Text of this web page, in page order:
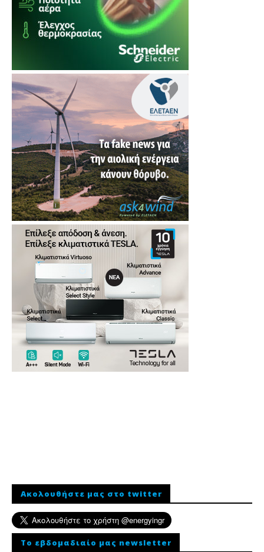
Ακολουθήστε μας στο twitter
To εβδομαδιαίο μας newsletter